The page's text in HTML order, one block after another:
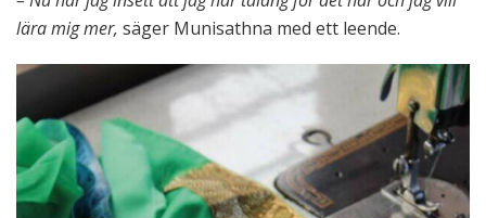
lära mig mer, säger Munisathna med ett leende.